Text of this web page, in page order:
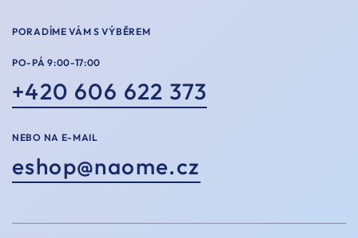
PORADÍME VÁM S VÝBĚREM
PO-PÁ 9:00-17:00
+420 606 622 373
NEBO NA E-MAIL
eshop@naome.cz